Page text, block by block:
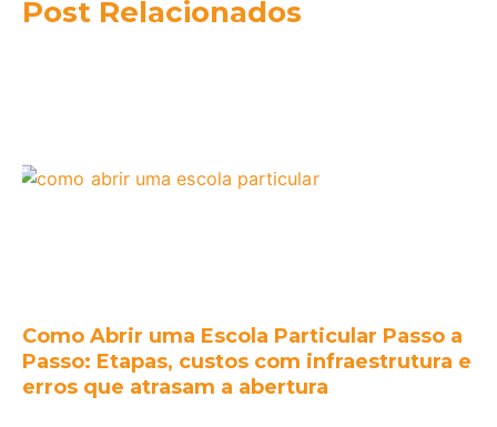
Post Relacionados
Como Abrir uma Escola Particular Passo a
Passo: Etapas, custos com infraestrutura e
erros que atrasam a abertura